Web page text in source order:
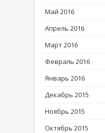
Май 2016
Апрель 2016
Март 2016
Февраль 2016
Январь 2016
Декабрь 2015
Ноябрь 2015
Октябрь 2015